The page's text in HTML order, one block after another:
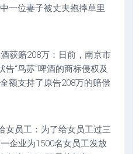
一位妻子被丈夫抱摔草里
获赔208万：日前，南京市
告“鸟苏”啤酒的商标侵权及
额支持了原告208万的赔偿
女员工：为了给女员工过三
企业为1500名女员工发放